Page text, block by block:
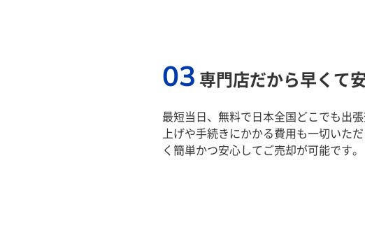
03 専門店だから早くて
最短当日、無料で日本全国どこでも出
上げや手続きにかかる費用も一切いた
く簡単かつ安心してご売却が可能です。